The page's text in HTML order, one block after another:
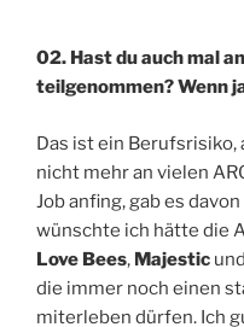
02. Hast du auch mal
teilgenommen? Wenn
Das ist ein
nicht mehr an vielen
Job anfing, gab es
wünschte ich hätte die
Love Bees, Majestic
die immer noch einen
miterleben dürfen. Ich